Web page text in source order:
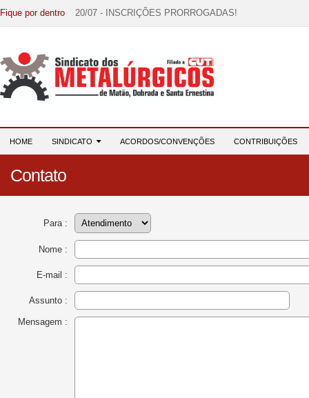
Fique por dentro 20/07 - INSCRIÇÕES PRORROGADAS!
07/07 - Increva-se! Link na descrição!
03/08 - DATA-BASE 2026: HORA DE UNIÃO E
HOME SINDICATO ACORDOS/CONVENÇÕES CONTRIBUIÇÕES
Contato
Para :
Nome :
E-mail :
Assunto :
Mensagem :